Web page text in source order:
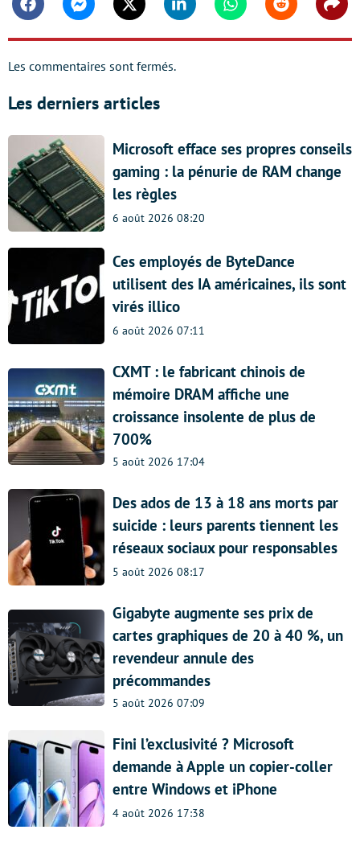
FacebookMessengerTwitter Linkedin WhatsappReddit
Les commentaires sont fermés.
Les derniers articles
Microsoft efface ses propres conseils
gaming : la pénurie de RAM change
les règles
6 août 2026 08:20
Ces employés de ByteDance
utilisent des IA américaines, ils sont
virés illico
6 août 2026 07:11
CXMT : le fabricant chinois de
mémoire DRAM affiche une
croissance insolente de plus de
700%
5 août 2026 17:04
Des ados de 13 à 18 ans morts par
suicide : leurs parents tiennent les
réseaux sociaux pour responsables
5 août 2026 08:17
Gigabyte augmente ses prix de
cartes graphiques de 20 à 40 %, un
revendeur annule des
précommandes
5 août 2026 07:09
Fini l’exclusivité ? Microsoft
demande à Apple un copier-coller
entre Windows et iPhone
4 août 2026 17:38